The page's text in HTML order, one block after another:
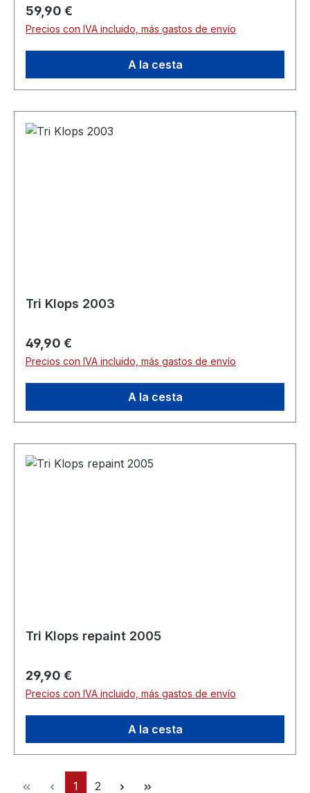
Precio normal:
59,90 €
Precios con IVA incluido, más gastos de envío
A la cesta
Tri Klops 2003
Precio normal:
49,90 €
Precios con IVA incluido, más gastos de envío
A la cesta
Tri Klops repaint 2005
Precio normal:
29,90 €
Precios con IVA incluido, más gastos de envío
A la cesta
Página
1 Página
2